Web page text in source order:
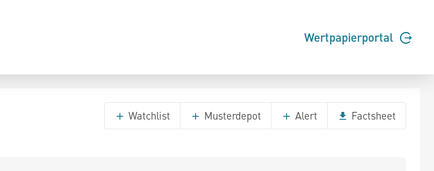
Wertpapierportal
Watchlist Musterdepot Alert Factsheet